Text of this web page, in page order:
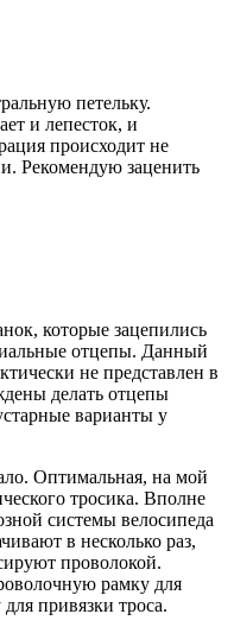
петельку.
и лепесток, и
происходит не
Рекомендую заценить
которые зацепились
отцепы. Данный
не представлен в
делать отцепы
варианты у
Оптимальная, на мой
тросика. Вполне
системы велосипеда
в несколько раз,
проволокой.
рамку для
привязки троса.